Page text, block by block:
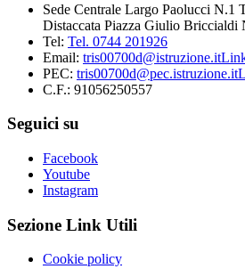
Sede Centrale Largo Paolucci N.1
Distaccata Piazza Giulio Briccialdi
Tel: Tel. 0744 201926
Email: tris00700d@istruzione.it
PEC: tris00700d@pec.istruzione.it
C.F.: 91056250557
Seguici su
Facebook
Youtube
Instagram
Sezione Link Utili
Cookie policy